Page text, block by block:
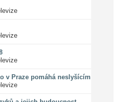
v Praze pomáhá neslyšícím